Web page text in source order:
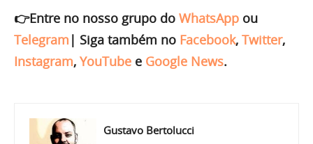
👉Entre no nosso grupo do WhatsApp ou
Telegram | Siga também no Facebook, Twitter,
Instagram, YouTube e Google News.
Gustavo Bertolucci